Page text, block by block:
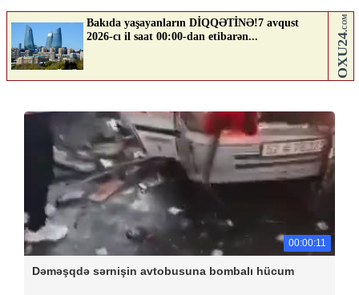
00:00:11
Dəməşqdə sərnişin avtobusuna bombalı hücum